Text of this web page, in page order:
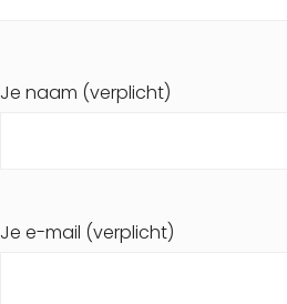
Je naam (verplicht)
Je e-mail (verplicht)